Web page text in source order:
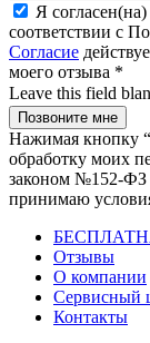
Я
соответствии с
Согласие
моего отзыва *
Leave this field
Нажимая кнопку
обработку моих
законом №152-ФЗ
принимаю
Отзывы
О компании
Сервисный
Контакты